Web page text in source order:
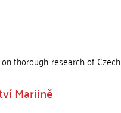
thorough research of Czech
Mariině